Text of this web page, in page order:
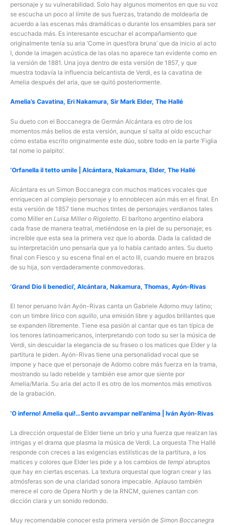
personaje y su vulnerabilidad. Solo hay algunos momentos en que su voz
se escucha un poco al límite de sus fuerzas, tratando de moldearla de
acuerdo a las escenas más dramáticas o durante los ensambles para ser
escuchada más. Es interesante escuchar el acompañamiento que
originalmente tenía su aria ‘Come in quest’ora bruna’ que da inicio al acto
I, donde la imagen acústica de las olas no aparece tan evidente como en
la versión de 1881. Una joya dentro de esta versión de 1857, y que
muestra todavía la influencia belcantista de Verdi, es la cavatina de
Amelia después del aria, que se quitó posteriormente.
Amelia’s Cavatina, Eri Nakamura, Sir Mark Elder, The Hallé
Su dueto con el Boccanegra de Germán Alcántara es otro de los
momentos más bellos de esta versión, aunque sí salta al oído escuchar
cómo estaba escrito originalmente este dúo, sobre todo en la parte ‘Figlia
tal nome io palpito’.
‘Orfanella il tetto umile | Alcántara, Nakamura, Elder, The Hallé
Alcántara es un Simon Boccanegra con muchos matices vocales que
enriquecen al complejo personaje y lo ennoblecen aún más en el final. En
esta versión de 1857 tiene muchos tintes de personajes verdianos tales
como Miller en Luisa Millero Rigoletto. El barítono argentino elabora
cada frase de manera teatral, metiéndose en la piel de su personaje; es
increíble que esta sea la primera vez que lo aborda. Dada la calidad de
su interpretación uno pensaría que ya lo había cantado antes. Su dueto
final con Fiesco y su escena final en el acto III, cuando muere en brazos
de su hija, son verdaderamente conmovedoras.
‘Grand Dio li benedici’, Alcántara, Nakamura, Thomas, Ayón-Rivas
El tenor peruano Iván Ayón-Rivas canta un Gabriele Adorno muy latino;
con un timbre lírico con squillo, una emisión libre y agudos brillantes que
se expanden libremente. Tiene esa pasión al cantar que es tan típica de
los tenores latinoamericanos, interpretando con todo su ser la música de
Verdi, sin descuidar la elegancia de su fraseo o los matices que Elder y la
partitura le piden. Ayón-Rivas tiene una personalidad vocal que se
impone y hace que el personaje de Adorno cobre más fuerza en la trama,
mostrando su lado rebelde y también ese amor que siente por
Amelia/Maria. Su aria del acto II es otro de los momentos más emotivos
de la grabación.
‘O inferno! Amelia qui!…Sento avvampar nell’anima | Iván Ayón-Rivas
La dirección orquestal de Elder tiene un brío y una fuerza que realzan las
intrigas y el drama que plasma la música de Verdi. La orquesta The Hallé
responde con creces a las exigencias estilísticas de la partitura, a los
matices y colores que Elder les pide y a los cambios de tempi abruptos
que hay en ciertas escenas. La textura orquestal que logran crear y las
atmósferas son de una claridad sonora impecable. Aplauso también
merece el coro de Opera North y de la RNCM, quienes cantan con
dicción clara y un sonido redondo.
Muy recomendable conocer esta primera versión de Simon Boccanegra